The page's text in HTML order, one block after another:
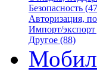
Безопасность
Авторизация,
Импорт/
Другое (88)